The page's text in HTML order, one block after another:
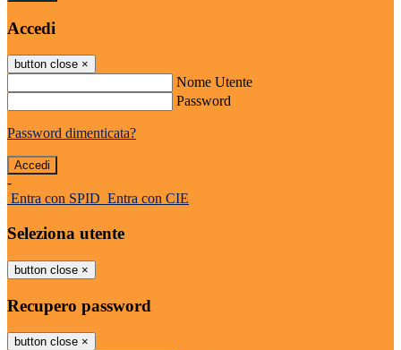
Accedi
button close ×
Nome Utente
Password
Password dimenticata?
-
Entra con SPID Entra con CIE
Seleziona utente
button close ×
Recupero password
button close ×